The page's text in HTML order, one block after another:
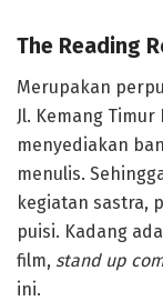
The Reading
Merupakan
Jl. Kemang
menyediakan
menulis.
kegiatan sastra,
puisi. Kadang
film, stand up
ini.